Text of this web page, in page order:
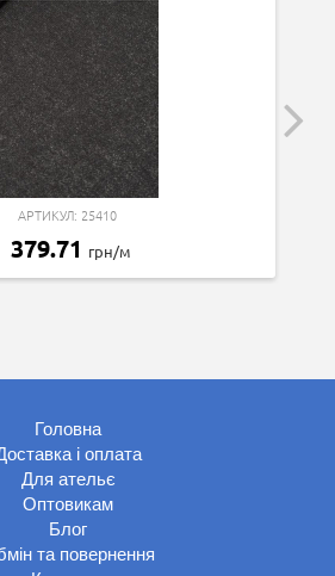
АРТИКУЛ: 25410
379.71 грн/м
Головна
і оплата
Для ательє
Оптовикам
Блог
та повернення